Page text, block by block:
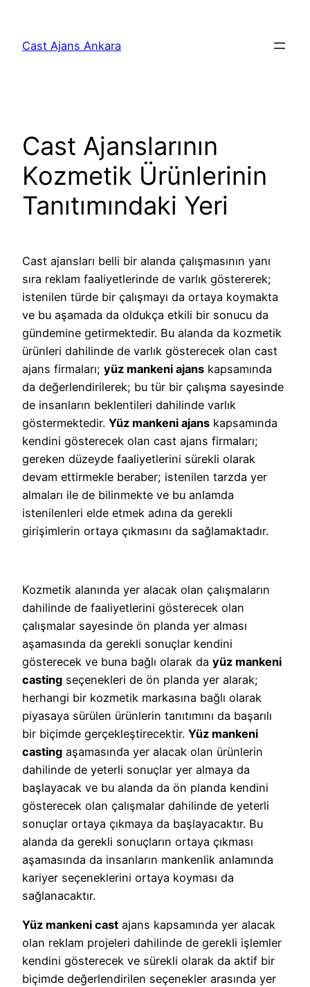
Cast Ajans Ankara
Cast Ajanslarının
Kozmetik Ürünlerinin
Tanıtımındaki Yeri
Cast ajansları belli bir alanda çalışmasının yanı
sıra reklam faaliyetlerinde de varlık göstererek;
istenilen türde bir çalışmayı da ortaya koymakta
ve bu aşamada da oldukça etkili bir sonucu da
gündemine getirmektedir. Bu alanda da kozmetik
ürünleri dahilinde de varlık gösterecek olan cast
ajans firmaları; yüz mankeni ajans kapsamında
da değerlendirilerek; bu tür bir çalışma sayesinde
de insanların beklentileri dahilinde varlık
göstermektedir. Yüz mankeni ajans kapsamında
kendini gösterecek olan cast ajans firmaları;
gereken düzeyde faaliyetlerini sürekli olarak
devam ettirmekle beraber; istenilen tarzda yer
almaları ile de bilinmekte ve bu anlamda
istenilenleri elde etmek adına da gerekli
girişimlerin ortaya çıkmasını da sağlamaktadır.
Kozmetik alanında yer alacak olan çalışmaların
dahilinde de faaliyetlerini gösterecek olan
çalışmalar sayesinde ön planda yer alması
aşamasında da gerekli sonuçlar kendini
gösterecek ve buna bağlı olarak da yüz mankeni
casting seçenekleri de ön planda yer alarak;
herhangi bir kozmetik markasına bağlı olarak
piyasaya sürülen ürünlerin tanıtımını da başarılı
bir biçimde gerçekleştirecektir. Yüz mankeni
casting aşamasında yer alacak olan ürünlerin
dahilinde de yeterli sonuçlar yer almaya da
başlayacak ve bu alanda da ön planda kendini
gösterecek olan çalışmalar dahilinde de yeterli
sonuçlar ortaya çıkmaya da başlayacaktır. Bu
alanda da gerekli sonuçların ortaya çıkması
aşamasında da insanların mankenlik anlamında
kariyer seçeneklerini ortaya koyması da
sağlanacaktır.
Yüz mankeni cast ajans kapsamında yer alacak
olan reklam projeleri dahilinde de gerekli işlemler
kendini gösterecek ve sürekli olarak da aktif bir
biçimde değerlendirilen seçenekler arasında yer